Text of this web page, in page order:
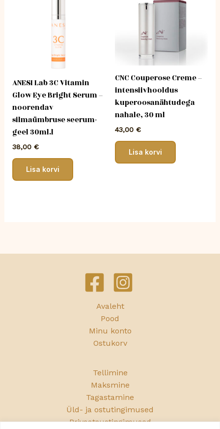
ANESI Lab 3C Vitamin
Glow Eye Bright Serum –
noorendav
silmaümbruse seerum-
geel 30ml.l
38,00 €
Lisa korvi
CNC Couperose Creme –
intensiivhooldus
kuperoosanähtudega
nahale, 30 ml
43,00 €
Lisa korvi
Avaleht
Pood
Minu konto
Ostukorv
Tellimine
Maksmine
Tagastamine
Üld- ja ostutingimused
Privaatsustingimused